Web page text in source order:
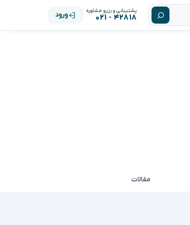
پشتیبانی و رزرو مشاوره
۴۲۸۱۸ - ۰۲۱ ورود
مقالات